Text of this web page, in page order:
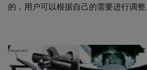
的，用户可以根据自己的需要进行调整